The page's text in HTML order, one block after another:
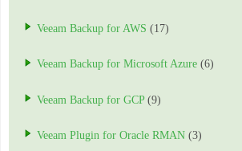
Veeam Backup for AWS (17)
Veeam Backup for Microsoft Azure (6)
Veeam Backup for GCP(9)
Veeam Plugin for Oracle RMAN (3)